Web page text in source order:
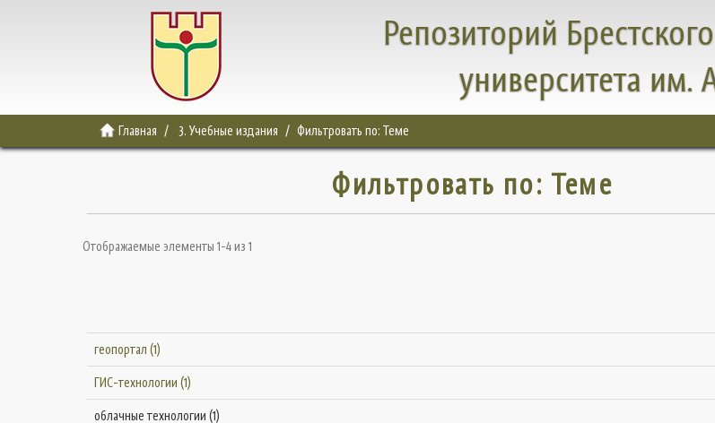
Репозиторий
университета им.
Главная 3. Учебные издания Фильтровать по: Теме
Фильтровать по: Теме
Отображаемые элементы 1-4 из 1
геопортал (1)
ГИС-технологии (1)
облачные технологии (1)